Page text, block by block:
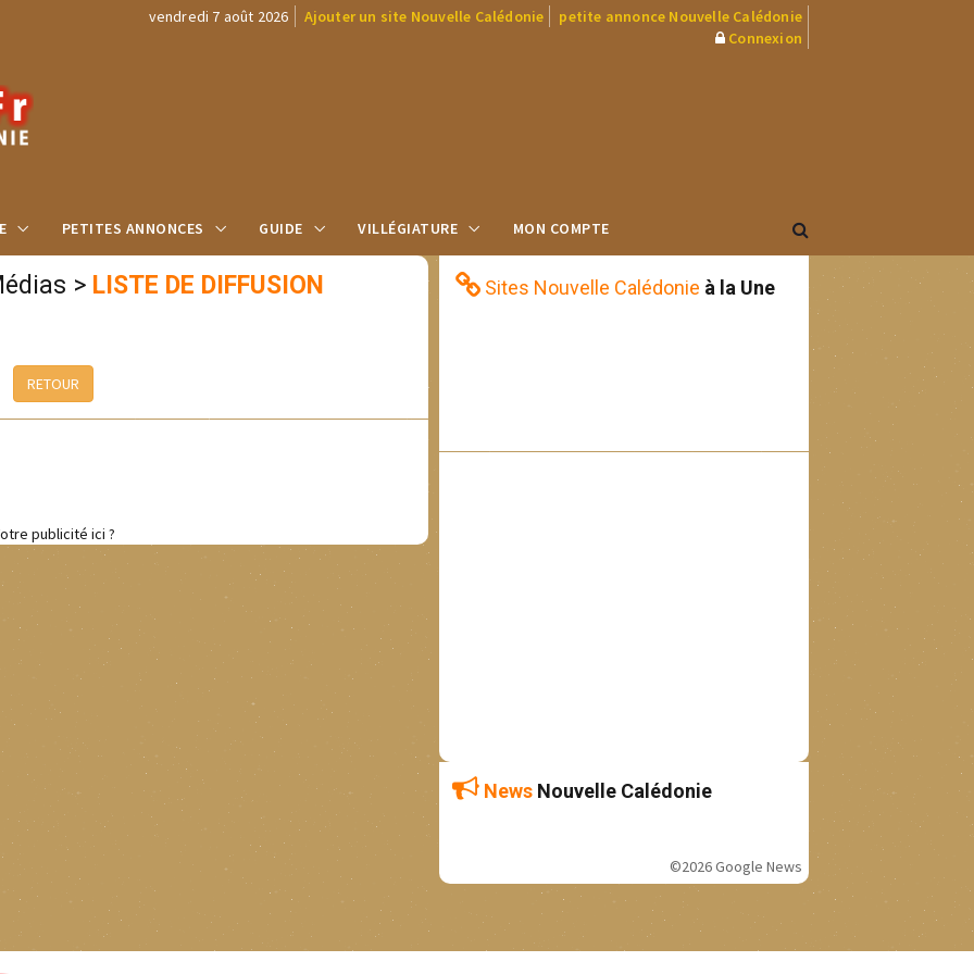
vendredi 7 août 2026 Ajouter un site Nouvelle Calédonie
petite annonce Nouvelle Calédonie
Connexion
PETITES ANNONCES GUIDE VILLÉGIATURE MON COMPTE
> LISTE DE DIFFUSION
RETOUR
publicité ici ?
Sites Nouvelle Calédonie à la Une
News Nouvelle Calédonie
©2026 Google News